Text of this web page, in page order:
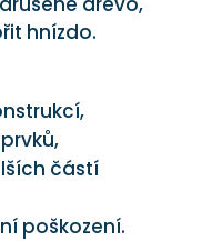
hnízdo.
částí
poškození.